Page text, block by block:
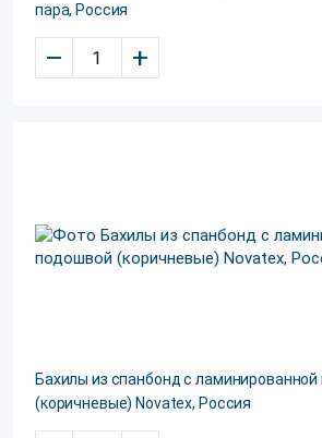
пара, Россия
– +
Бахилы из спанбонд с
(коричневые) Novatex, Россия